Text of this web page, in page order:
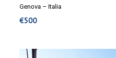
Genova – Italia
€500